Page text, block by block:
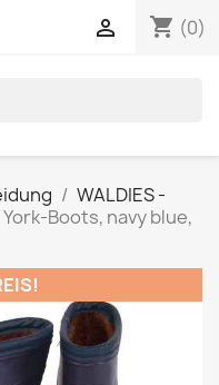
shopping_cart (0)

WALDIES -
York-Boots, navy blue,